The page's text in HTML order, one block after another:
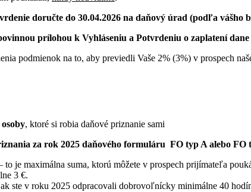
doručte do 30.04.2026 na daňový úrad (podľa vášho
prílohou k Vyhláseniu a Potvrdeniu o zaplatení
podmienok na to, aby previedli Vaše 2% (3%) v prospech
, ktoré si robia daňové priznanie sami
za rok 2025 daňového formuláru FO typ A alebo FO
to je maximálna suma, ktorú môžete v prospech prijímateľa
3 €.
ak ste v roku 2025 odpracovali dobrovoľnícky minimálne 40